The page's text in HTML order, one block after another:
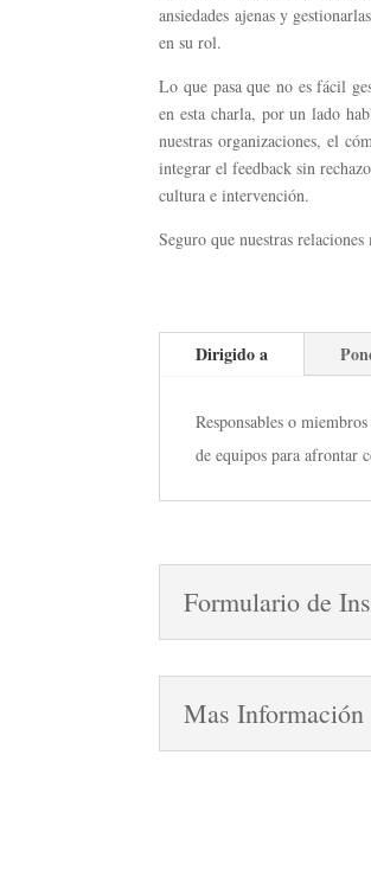
ansiedades ajenas y
en su rol.
Lo que pasa que no es fácil
en esta charla, por un lado
nuestras organizaciones, el
integrar el feedback sin
cultura e intervención.
Seguro que nuestras
Dirigido a
Responsables o
de equipos para afrontar
Formulario de
Mas Información